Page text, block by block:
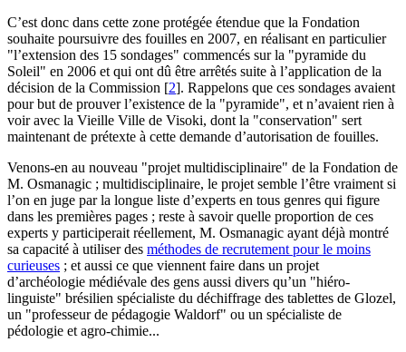
C’est donc dans cette zone protégée étendue que la Fondation
souhaite poursuivre des fouilles en 2007, en réalisant en particulier
"l’extension des 15 sondages" commencés sur la "pyramide du
Soleil" en 2006 et qui ont dû être arrêtés suite à l’application de la
décision de la Commission [2]. Rappelons que ces sondages avaient
pour but de prouver l’existence de la "pyramide", et n’avaient rien à
voir avec la Vieille Ville de Visoki, dont la "conservation" sert
maintenant de prétexte à cette demande d’autorisation de fouilles.
Venons-en au nouveau "projet multidisciplinaire" de la Fondation de
M. Osmanagic ; multidisciplinaire, le projet semble l’être vraiment si
l’on en juge par la longue liste d’experts en tous genres qui figure
dans les premières pages ; reste à savoir quelle proportion de ces
experts y participerait réellement, M. Osmanagic ayant déjà montré
sa capacité à utiliser des méthodes de recrutement pour le moins
curieuses ; et aussi ce que viennent faire dans un projet
d’archéologie médiévale des gens aussi divers qu’un "hiéro-
linguiste" brésilien spécialiste du déchiffrage des tablettes de Glozel,
un "professeur de pédagogie Waldorf" ou un spécialiste de
pédologie et agro-chimie...